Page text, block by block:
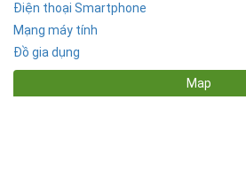
Điện thoại Smartphone
Mạng máy tính
Đồ gia dụng
Map